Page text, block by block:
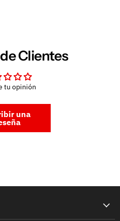
Clientes
tu opinión
una